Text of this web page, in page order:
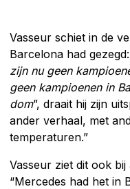
Vasseur schiet in de
Barcelona had gezegd:
zijn nu geen
geen kampioenen in
dom”, draait hij zijn
ander verhaal, met
temperaturen.”
Vasseur ziet dit ook
“Mercedes had het in